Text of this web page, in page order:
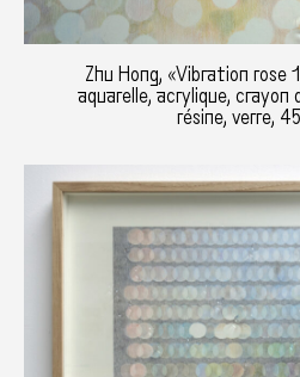
Zhu Hong, «Vibration rose
aquarelle, acrylique, crayon
résine, verre,